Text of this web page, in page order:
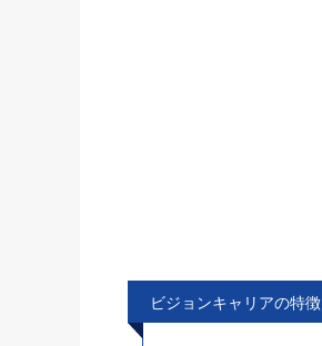
ビジョンキャリアの特徴